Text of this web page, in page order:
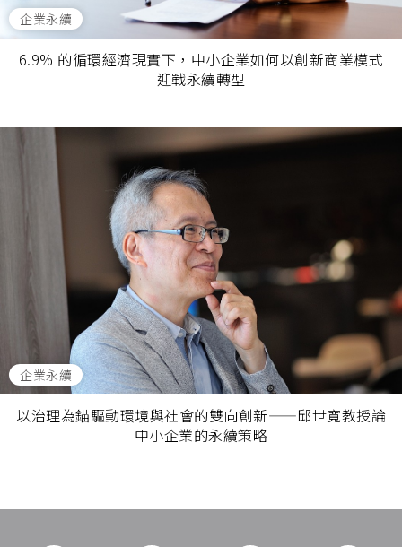
企業永續
6.9% 的循環經濟現實下，中小企業如何以創新商業模式
迎戰永續轉型
企業永續
以治理為錨驅動環境與社會的雙向創新——邱世寬教授論
中小企業的永續策略